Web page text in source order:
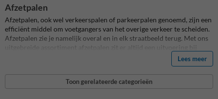
Afzetpalen
Afzetpalen, ook wel verkeerspalen of parkeerpalen genoemd, zijn een
efficiënt middel om voetgangers van het overige verkeer te scheiden.
Afzetpalen zie je namelijk overal en in elk straatbeeld terug. Met ons
uitgebreide assortiment afzetpalen zit er altijd een uitvoering bij
welke aansluit bij jouw wensen. Alle afzetpalen zijn hoofdzakelijk
vervaardigd uit verzinkt staal en zijn in een standaard kleur
gepoedercoat (andere kleuren op aanvraag verkrijgbaar). De
afzetpalen en verkeerspalen zijn verkrijgbaar in meerdere diktes
Lees meer
Toon gerelateerde categorieën